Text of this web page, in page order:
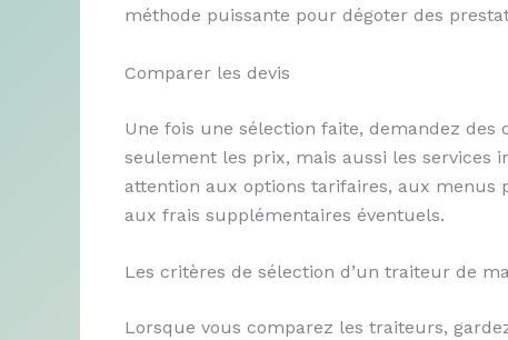
méthode puissante pour dégoter des
Comparer les devis
Une fois une sélection faite, demandez
seulement les prix, mais aussi les services
attention aux options tarifaires, aux menus
aux frais supplémentaires éventuels.
Les critères de sélection d’un traiteur de
Lorsque vous comparez les traiteurs,